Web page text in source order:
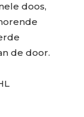
doos,
de door.